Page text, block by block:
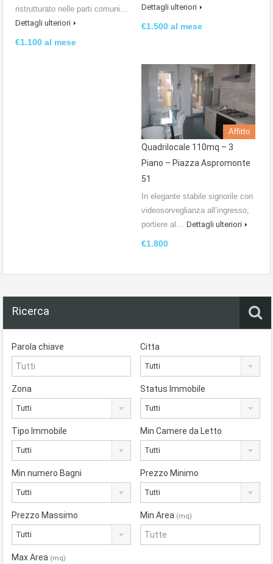
ristrutturato nelle parti comuni…
Dettagli ulteriori
€1.100 al mese
Dettagli ulteriori
€1.500 al mese
Affitto
Quadrilocale 110mq – 3
Piano – Piazza Aspromonte
51
In elegante stabile signorile con
videosorveglianza all’ingresso,
portiere al… Dettagli ulteriori
€1.800
Ricerca
Parola chiave Citta
Tutti
Zona
Tutti
Status Immobile
Tutti
Tipo Immobile
Tutti
Min Camere da Letto
Tutti
Min numero Bagni
Tutti
Prezzo Minimo
Tutti
Prezzo Massimo
Tutti
Min Area (mq)
Max Area (mq)